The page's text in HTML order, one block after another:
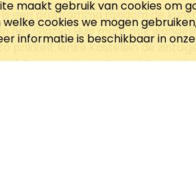
is een programma rondom de
het Glazen Huis maar ook
Zo prikkelt Ienke Kastelein de
En presenteert Naomi Bueno
maakt gebruik van cookies om
cookies we mogen
informatie is beschikbaar in onze